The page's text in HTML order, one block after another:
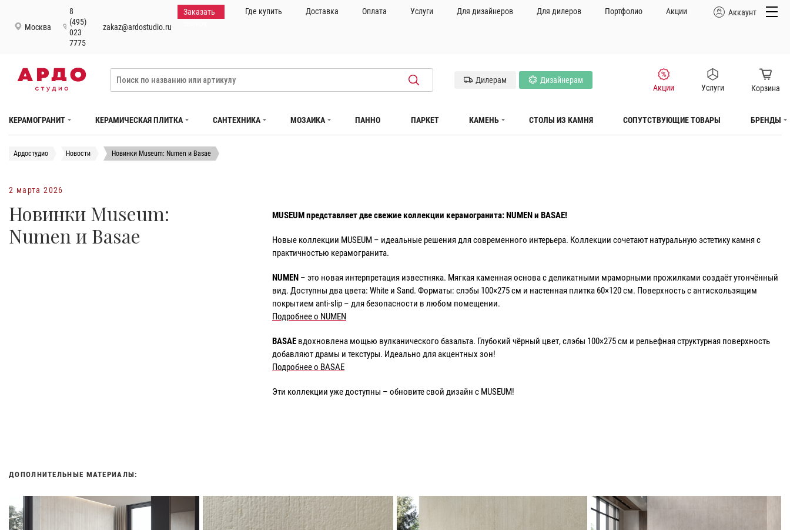
Москва
8
(495)
023
7775
zakaz@ardostudio.ru
Заказать
Где купить Доставка Оплата Услуги Для дизайнеров Для дилеров Портфолио Акции Аккаунт
Дилерам
Дизайнерам
Акции
Услуги Корзина
КЕРАМОГРАНИТ КЕРАМИЧЕСКАЯ ПЛИТКА САНТЕХНИКА МОЗАИКА ПАННО ПАРКЕТ КАМЕНЬ СТОЛЫ ИЗ КАМНЯ СОПУТСТВУЮЩИЕ ТОВАРЫ БРЕНДЫ
Ардостудио Новости Новинки Museum: Numen и Basae
2 марта 2026
Новинки Museum:
Numen и Basae
MUSEUM представляет две свежие коллекции керамогранита: NUMEN и BASAE!
Новые коллекции MUSEUM – идеальные решения для современного интерьера. Коллекции сочетают натуральную эстетику камня с
практичностью керамогранита.
NUMEN– это новая интерпретация известняка. Мягкая каменная основа с деликатными мраморными прожилками создаёт утончённый
вид. Доступны два цвета: White и Sand. Форматы: слэбы 100×275 см и настенная плитка 60×120 см. Поверхность с антискользящим
покрытием anti-slip – для безопасности в любом помещении.
Подробнее о NUMEN
BASAEвдохновлена мощью вулканического базальта. Глубокий чёрный цвет, слэбы 100×275 см и рельефная структурная поверхность
добавляют драмы и текстуры. Идеально для акцентных зон!
Подробнее о BASAE
Эти коллекции уже доступны – обновите свой дизайн с MUSEUM!
ДОПОЛНИТЕЛЬНЫЕ МАТЕРИАЛЫ: